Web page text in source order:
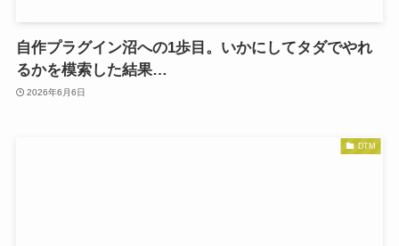
自作プラグイン沼への1歩目。いかにしてタダでやれ
るかを模索した結果…
2026年6月6日
DTM